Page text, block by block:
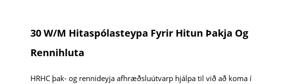
30 W/m Hitaspólasteypa Fyrir Hitun Þakja Og
Rennihluta
HRHC þak- og rennideyja afhræðsluútvarp hjálpa til við að koma í